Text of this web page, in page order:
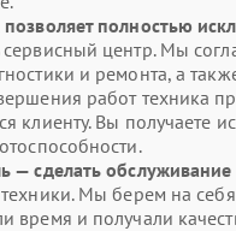
полностью
сервисный центр. Мы
и ремонта, а
работ техника
клиенту. Вы получаете
— сделать
техники. Мы берем на
время и получали